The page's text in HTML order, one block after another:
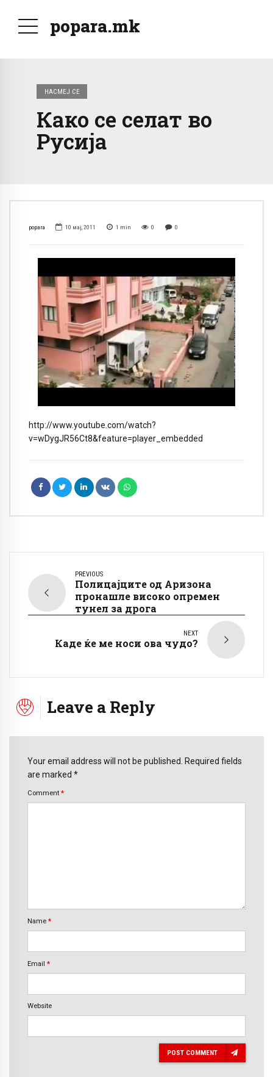
popara.mk
НАСМЕЈ СЕ
Како се селат во
Русија
popara 10 мај, 2011 1 min 0 0
http://www.youtube.com/watch?
v=wDygJR56Ct8&feature=player_embedded
PREVIOUS
Полицајците од Аризона
пронашле високо опремен
тунел за дрога
NEXT
Каде ќе ме носи ова чудо?
Leave a Reply
Your email address will not be published. Required fields
are marked *
Comment *
Name *
Email *
Website
POST COMMENT